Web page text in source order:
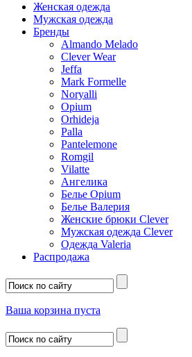
Женская одежда
Мужская одежда
Бренды
Almando Melado
Clever Wear
Jeffa
Mark Formelle
Noryalli
Opium
Orhideja
Palla
Pantelemone
Romgil
Vilatte
Ангелика
Белье Opium
Белье Валерия
Женские брюки Clever
Мужская одежда Clever
Одежда Valeria
Распродажа
Ваша корзина пуста